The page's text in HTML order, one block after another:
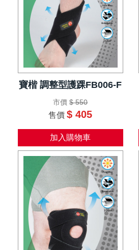
寶楷 調整型護踝FB006-F
市價 $ 550
售價 $ 405
加入購物車